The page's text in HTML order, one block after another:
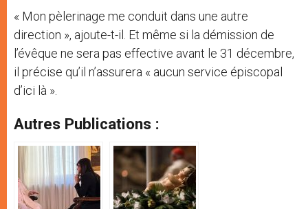
« Mon pèlerinage me conduit dans une autre
direction », ajoute-t-il. Et même si la démission de
l’évêque ne sera pas effective avant le 31 décembre,
il précise qu’il n’assurera « aucun service épiscopal
d’ici là ».
Autres Publications :